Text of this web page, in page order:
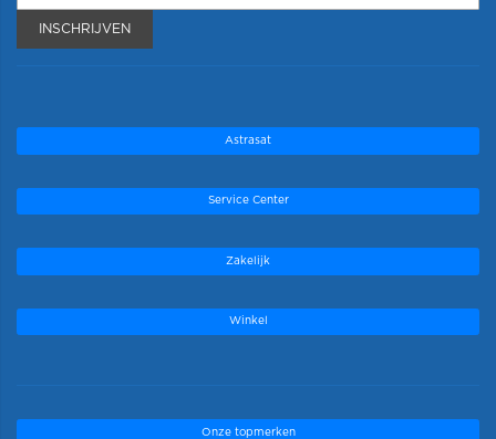
INSCHRIJVEN
Astrasat
Service Center
Zakelijk
Winkel
Onze topmerken